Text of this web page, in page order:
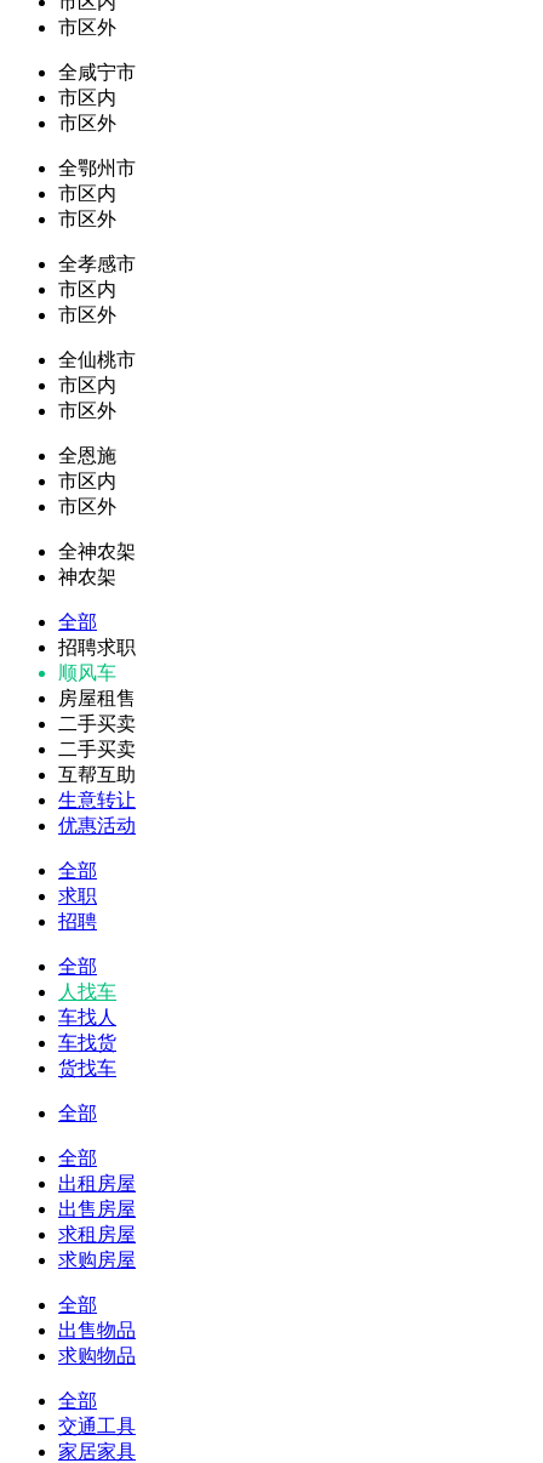
市区外
全咸宁市
市区内
市区外
全鄂州市
市区内
市区外
全孝感市
市区内
市区外
全仙桃市
市区内
市区外
全恩施
市区内
市区外
全神农架
神农架
全部
招聘求职
顺风车
房屋租售
二手买卖
二手买卖
互帮互助
生意转让
优惠活动
全部
求职
招聘
全部
人找车
车找人
车找货
货找车
全部
全部
出租房屋
出售房屋
求租房屋
求购房屋
全部
出售物品
求购物品
全部
交通工具
家居家具